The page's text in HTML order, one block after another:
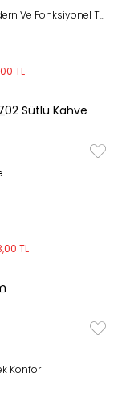
Yataklı Koltuk, Zengin Kumaş Alternatifleri, Modern Ve Fonksiyonel Tasarım
TL
TL
Konfor